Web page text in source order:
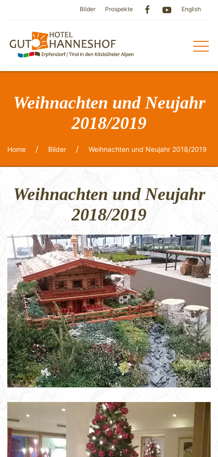
Bilder Prospekte English
Weihnachten und Neujahr
2018/2019
Home Bilder Weihnachten und Neujahr 2018/2019
Weihnachten und Neujahr
2018/2019